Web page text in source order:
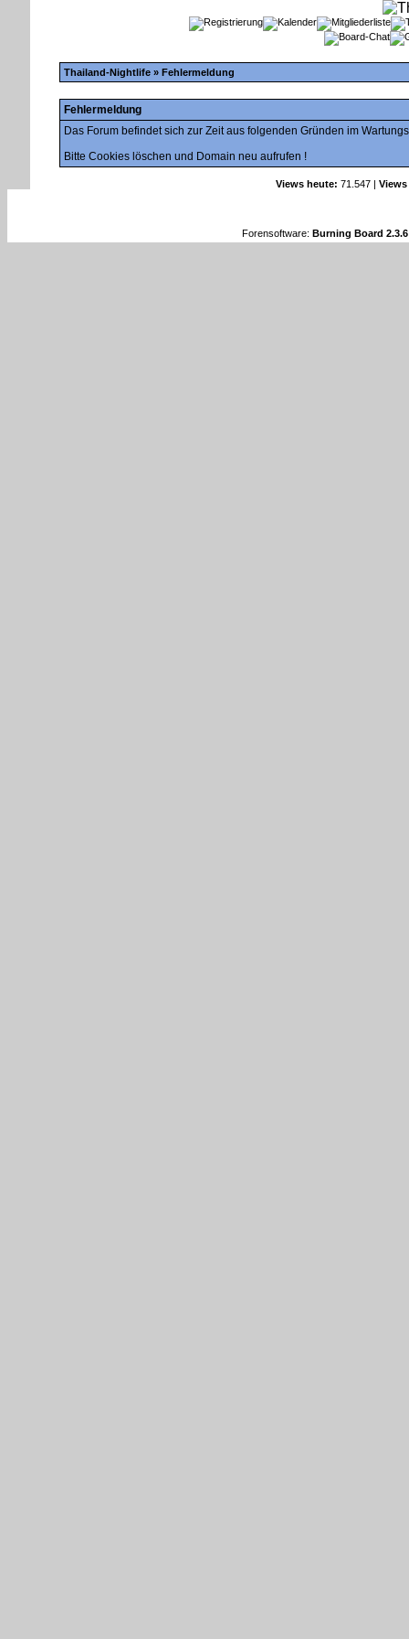
Thailand-Nightlife » Fehlermeldung
Fehlermeldung
Das Forum befindet sich zur Zeit aus folgenden Gründen im
Bitte Cookies löschen und Domain neu aufrufen !
Views heute: 71.547 |
Forensoftware: Burning Board 2.3.6